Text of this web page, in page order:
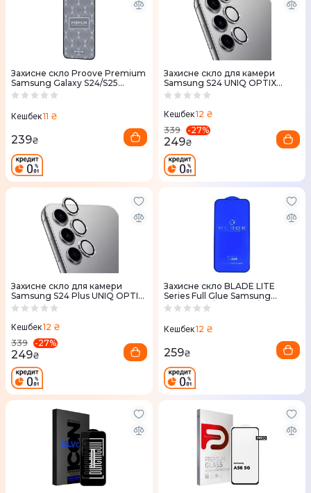
Захисне скло Proove Premium
Samsung Galaxy S24/S25
(PGPPMSS24001)
Кешбек11 ₴
239₴
Захисне скло для камери
Samsung S24 UNIQ OPTIX
ALUMINIUM SHIMMERY
WHITE SHIM (UNIQ-GS24-
Кешбек12 ₴
339
-27%
249₴
Захисне скло для камери
Samsung S24 Plus UNIQ OPTIX
ALUMINIUM SHIMMERY
WHITE (UNIQ-GS24P-
Кешбек12 ₴
339
-27%
249₴
Захисне скло BLADE LITE
Series Full Glue Samsung
Galaxy A05/A05s/A06/A07
Кешбек12 ₴
259₴